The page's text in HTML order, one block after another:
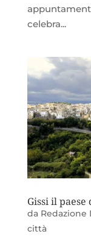
celebra...
Gissi il
da Redazione
città